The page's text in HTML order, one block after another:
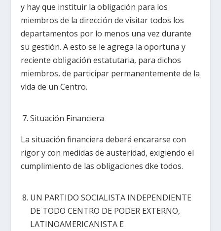
y hay que instituir la obligación para los
miembros de la dirección de visitar todos los
departamentos por lo menos una vez durante
su gestión. A esto se le agrega la oportuna y
reciente obligación estatutaria, para dichos
miembros, de participar permanentemente de la
vida de un Centro.
Situación Financiera
La situación financiera deberá encararse con
rigor y con medidas de austeridad, exigiendo el
cumplimiento de las obligaciones dke todos.
UN PARTIDO SOCIALISTA INDEPENDIENTE
DE TODO CENTRO DE PODER EXTERNO,
LATINOAMERICANISTA E